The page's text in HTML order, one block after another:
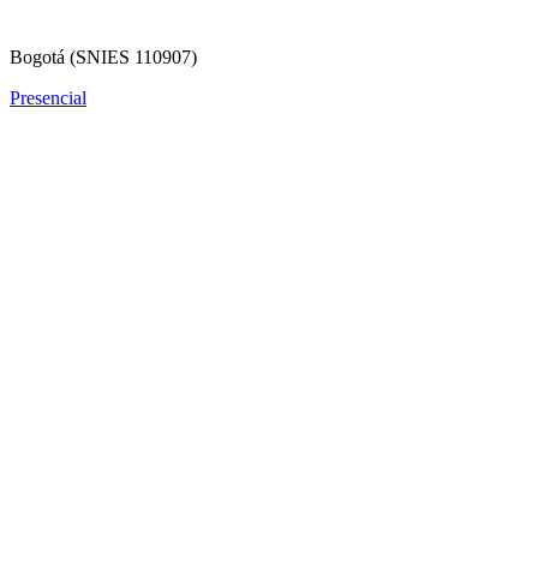
Bogotá (SNIES 110907)
Presencial